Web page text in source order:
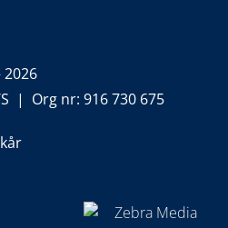
| Org nr: 916 730 675